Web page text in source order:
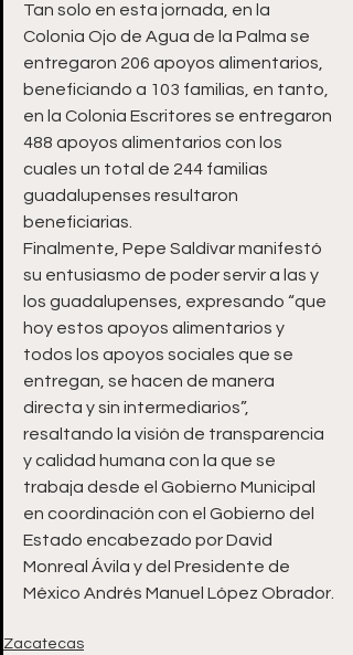
Tan solo en esta jornada, en la
Colonia Ojo de Agua de la Palma se
entregaron 206 apoyos alimentarios,
beneficiando a 103 familias, en tanto,
en la Colonia Escritores se entregaron
488 apoyos alimentarios con los
cuales un total de 244 familias
guadalupenses resultaron
beneficiarias.
Finalmente, Pepe Saldívar manifestó
su entusiasmo de poder servir a las y
los guadalupenses, expresando “que
hoy estos apoyos alimentarios y
todos los apoyos sociales que se
entregan, se hacen de manera
directa y sin intermediarios”,
resaltando la visión de transparencia
y calidad humana con la que se
trabaja desde el Gobierno Municipal
en coordinación con el Gobierno del
Estado encabezado por David
Monreal Ávila y del Presidente de
México Andrés Manuel López Obrador.
Zacatecas